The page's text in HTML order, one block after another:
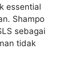
essential
Shampo
sebagai
tidak